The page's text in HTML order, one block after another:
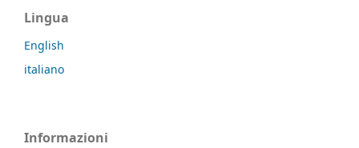
Lingua
English
italiano
Informazioni